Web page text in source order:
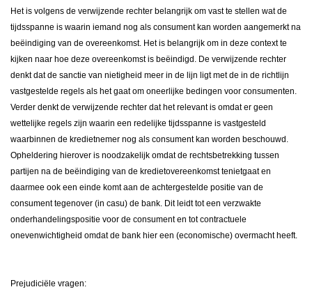
Het is volgens de verwijzende rechter belangrijk om vast te stellen wat de
tijdsspanne is waarin iemand nog als consument kan worden aangemerkt na
beëindiging van de overeenkomst. Het is belangrijk om in deze context te
kijken naar hoe deze overeenkomst is beëindigd. De verwijzende rechter
denkt dat de sanctie van nietigheid meer in de lijn ligt met de in de richtlijn
vastgestelde regels als het gaat om oneerlijke bedingen voor consumenten.
Verder denkt de verwijzende rechter dat het relevant is omdat er geen
wettelijke regels zijn waarin een redelijke tijdsspanne is vastgesteld
waarbinnen de kredietnemer nog als consument kan worden beschouwd.
Opheldering hierover is noodzakelijk omdat de rechtsbetrekking tussen
partijen na de beëindiging van de kredietovereenkomst tenietgaat en
daarmee ook een einde komt aan de achtergestelde positie van de
consument tegenover (in casu) de bank. Dit leidt tot een verzwakte
onderhandelingspositie voor de consument en tot contractuele
onevenwichtigheid omdat de bank hier een (economische) overmacht heeft.
Prejudiciële vragen: